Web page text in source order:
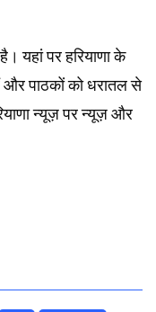
यहां पर हरियाणा के
पाठकों को धरातल से
न्यूज़ पर न्यूज़ और